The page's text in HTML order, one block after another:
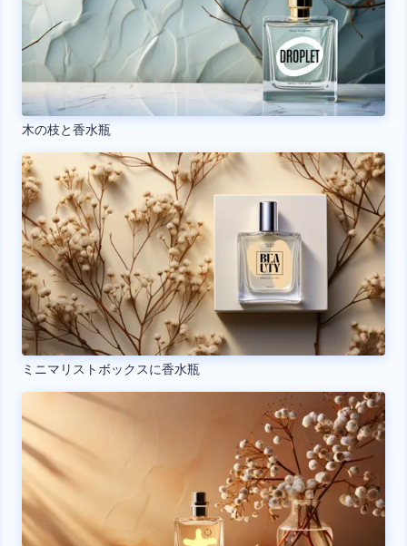
木の枝と香水瓶
ミニマリストボックスに香水瓶